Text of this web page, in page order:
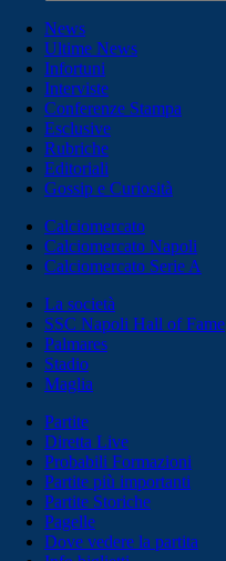
News
Ultime News
Infortuni
Interviste
Conferenze Stampa
Esclusive
Rubriche
Editoriali
Gossip e Curiosità
Calciomercato
Calciomercato Napoli
Calciomercato Serie A
La società
SSC Napoli Hall of Fame
Palmares
Stadio
Maglia
Partite
Diretta Live
Probabili Formazioni
Partite più importanti
Partite Storiche
Pagelle
Dove vedere la partita